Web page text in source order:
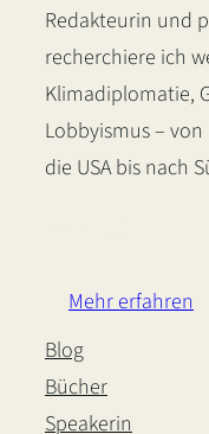
Redakteurin und
recherchiere ich
Klimadiplomatie,
Lobbyismus –
die USA bis nach
Mehr erfahren
Blog
Bücher
Speakerin